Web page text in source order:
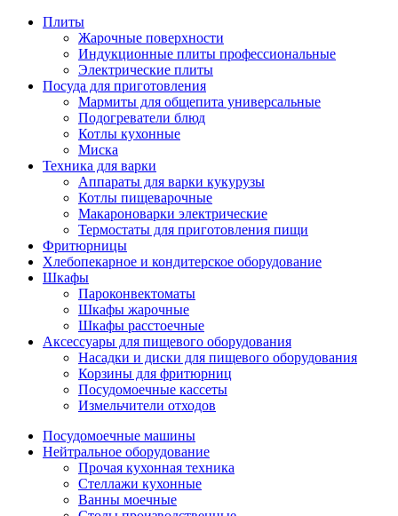
Плиты
Жарочные поверхности
Индукционные плиты профессиональные
Электрические плиты
Посуда для приготовления
Мармиты для общепита универсальные
Подогреватели блюд
Котлы кухонные
Миска
Техника для варки
Аппараты для варки кукурузы
Котлы пищеварочные
Макароноварки электрические
Термостаты для приготовления пищи
Фритюрницы
Хлебопекарное и кондитерское оборудование
Шкафы
Пароконвектоматы
Шкафы жарочные
Шкафы расстоечные
Аксессуары для пищевого оборудования
Насадки и диски для пищевого оборудования
Корзины для фритюрниц
Посудомоечные кассеты
Измельчители отходов
Посудомоечные машины
Нейтральное оборудование
Прочая кухонная техника
Стеллажи кухонные
Ванны моечные